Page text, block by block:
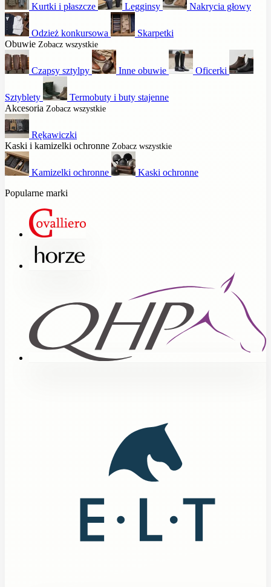
Kurtki i płaszcze Legginsy Nakrycia głowy
Odzież konkursowa
Skarpetki
Obuwie Zobacz wszystkie
Czapsy sztylpy Inne obuwie Oficerki
Sztyblety
Termobuty i buty stajenne
Akcesoria Zobacz wszystkie
Rękawiczki
Kaski i kamizelki ochronne Zobacz wszystkie
Kamizelki ochronne
Kaski ochronne
Popularne marki